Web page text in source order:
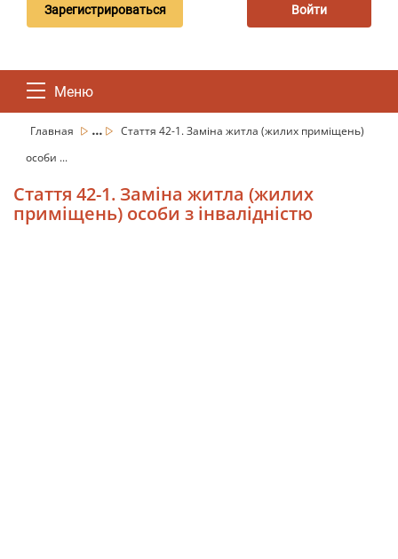
Зарегистрироваться Войти
Меню
Главная ...
Стаття 42-1. Заміна житла (жилих приміщень)
особи ...
Стаття 42-1. Заміна житла (жилих
приміщень) особи з інвалідністю